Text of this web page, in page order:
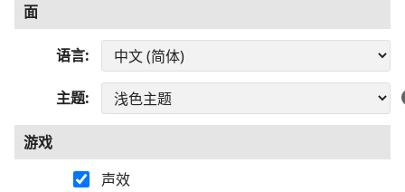
面
语言
主题
游戏
声效